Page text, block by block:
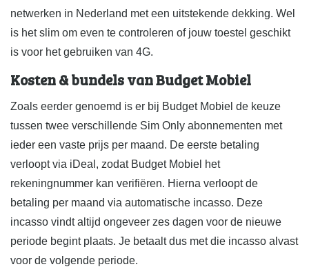
netwerken in Nederland met een uitstekende dekking. Wel
is het slim om even te controleren of jouw toestel geschikt
is voor het gebruiken van 4G.
Kosten & bundels van Budget Mobiel
Zoals eerder genoemd is er bij Budget Mobiel de keuze
tussen twee verschillende Sim Only abonnementen met
ieder een vaste prijs per maand. De eerste betaling
verloopt via iDeal, zodat Budget Mobiel het
rekeningnummer kan verifiëren. Hierna verloopt de
betaling per maand via automatische incasso. Deze
incasso vindt altijd ongeveer zes dagen voor de nieuwe
periode begint plaats. Je betaalt dus met die incasso alvast
voor de volgende periode.